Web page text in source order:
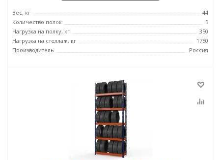
Вес, кг
44
Количество полок
5
Нагрузка на полку, кг
350
Нагрузка на стеллаж, кг
1750
Производитель
Россия